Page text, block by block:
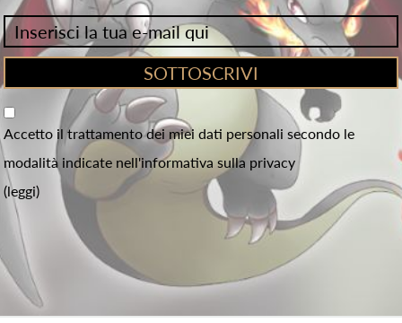
Accetto il trattamento dei miei dati personali secondo le
modalità indicate nell'informativa sulla privacy
(leggi)